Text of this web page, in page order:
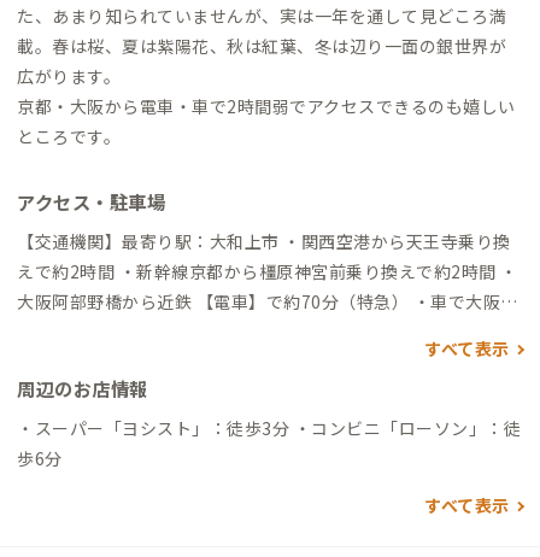
た、あまり知られていませんが、実は一年を通して見どころ満
載。春は桜、夏は紫陽花、秋は紅葉、冬は辺り一面の銀世界が
広がります。
京都・大阪から電車・車で2時間弱でアクセスできるのも嬉しい
ところです。
アクセス・駐車場
【交通機関】最寄り駅：大和上市 ・関西空港から天王寺乗り換
えで約2時間 ・新幹線京都から橿原神宮前乗り換えで約2時間 ・
大阪阿部野橋から近鉄 【電車】で約70分（特急） ・車で大阪市
すべて表示
周辺のお店情報
・スーパー「ヨシスト」：徒歩3分 ・コンビニ「ローソン」：徒
歩6分
すべて表示